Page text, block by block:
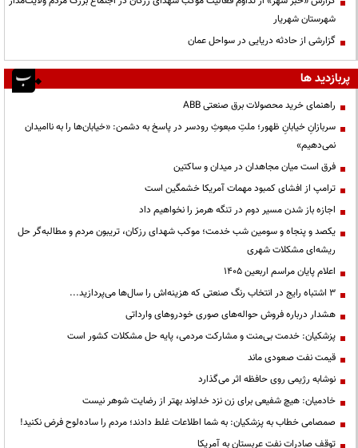
شهرستان شهریار
گزارشی از حادثه دریایی در سواحل عمان
پربازدید ها
راهنمای خرید محصولات برق صنعتی ABB
سربازانِ خیابانِ ظهور؛ ملتِ مبعوثِ رودسر در پاسخ به دشمن: «خیابان‌ها را به ناامیدان
نمی‌دهیم»
فرق است میان مجاهدان در میدان و ساکتین
ترامپ از افشای کمبود مهمات آمریکا خشمگین است
اجازه باز شدن مسیر دوم در تنگه هرمز را نخواهیم داد
یکصد و پنجاه و سومین شب خدمت؛ موکب شهدای رزکان، تریبون مردم و مطالبه‌گر حل
ریشه‌ای مشکلات شهری
اعلام پایان مراسم اربعین ۱۴۰۵
3 اشتباه رایج در انتخاب رنگ صنعتی که هزینه‌اش را سال‌ها می‌پردازید...
هشدار درباره فروش حواله‌های صوری خودروهای وارداتی
پزشکیان: خدمت بی‌منت و مشارکت مردمی، پایه حل مشکلات کشور است
قیمت نفت صعودی ماند
نوشابه رژیمی روی حافظه اثر می‌گذارد
خادمیان: هیچ شفیعی برای زن نزد خداوند بهتر از رضایت شوهر نیست
صمصامی خطاب به پزشکیان: به شما اطلاعات غلط دادند؛ مردم را ساده‌لوح فرض نکنید!
توقف صادرات نفت عربستان به آمریکا